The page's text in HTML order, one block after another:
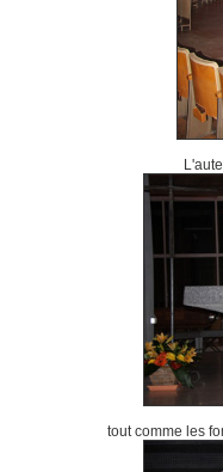
tout comme les